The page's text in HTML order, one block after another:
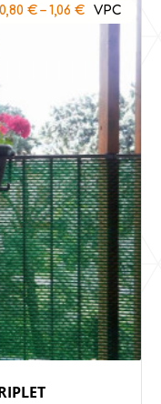
0,80 €– 1,06 €